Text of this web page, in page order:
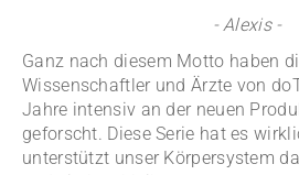
- Alexis -
Ganz nach diesem Motto haben
Wissenschaftler und Ärzte von
Jahre intensiv an der neuen
geforscht. Diese Serie hat es
unterstützt unser Körpersystem